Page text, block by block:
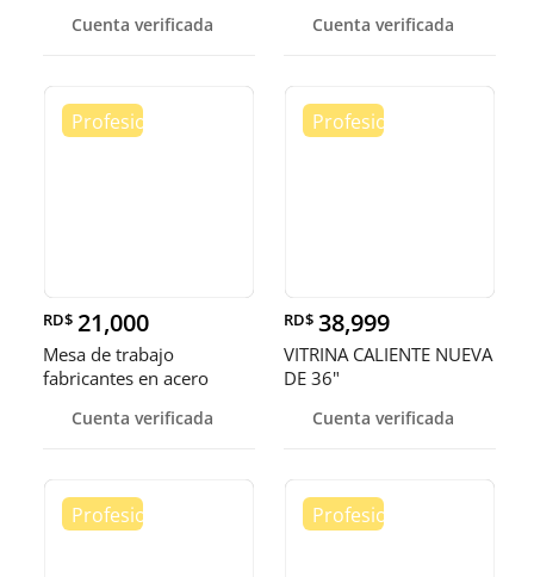
Cuenta verificada Cuenta verificada
RD$ 21,000
Mesa de trabajo
fabricantes en acero
Cuenta verificada
RD$ 38,999
VITRINA CALIENTE NUEVA
DE 36"
Cuenta verificada